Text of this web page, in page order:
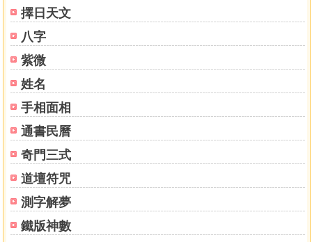
擇日天文
八字
紫微
姓名
手相面相
通書民曆
奇門三式
道壇符咒
測字解夢
鐵版神數
版
麥田 宇宙花園
灣大學出版中心 奉元 新樂園 金尉 悅知文化 道聲 博雅 中研院
虎吉 逸群
太文堂
文津 生命潛能